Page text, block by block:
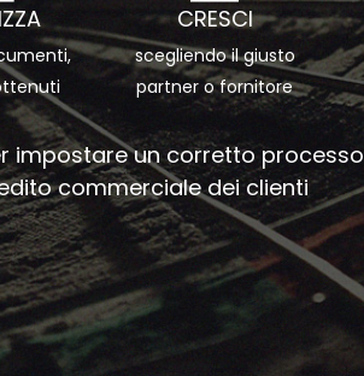
CRESCI
scegliendo il giusto
partner o fornitore
impostare un corretto processo
commerciale dei clienti